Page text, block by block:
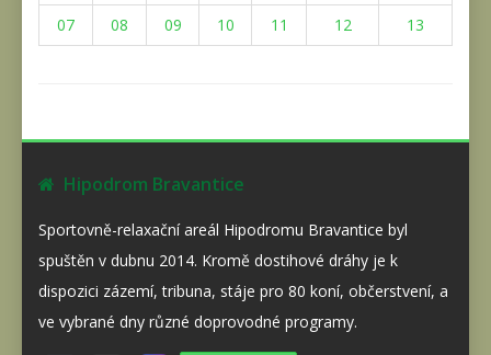
07
08 09 10 11 12 13
Hipodrom Bravantice
Sportovně-relaxační areál Hipodromu Bravantice byl
spuštěn v dubnu 2014. Kromě dostihové dráhy je k
dispozici zázemí, tribuna, stáje pro 80 koní, občerstvení, a
ve vybrané dny různé doprovodné programy.